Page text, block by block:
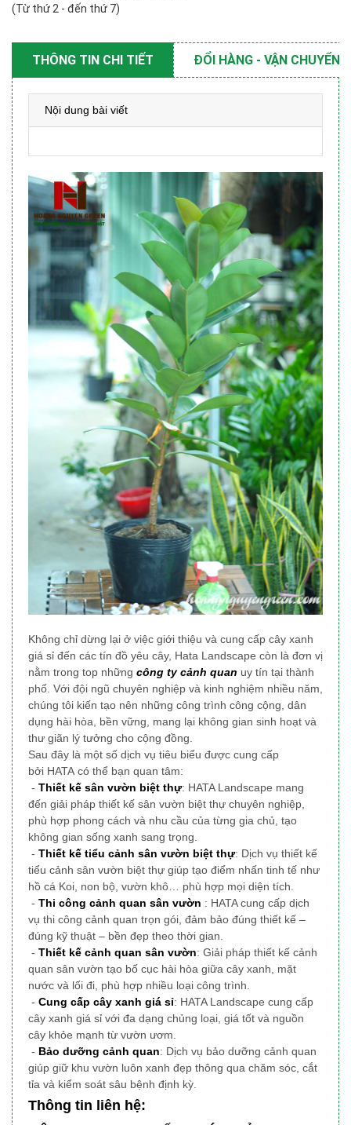
(Từ thứ 2 - đến thứ 7)
THÔNG TIN CHI TIẾT ĐỔI HÀNG - VẬN CHUYỂN
Nội dung bài viết
Không chỉ dừng lại ở việc giới thiệu và cung cấp cây xanh
giá sỉ đến các tín đồ yêu cây, Hata Landscape còn là đơn vị
nằm trong top những công ty cảnh quan uy tín tại thành
phố. Với đội ngũ chuyên nghiệp và kinh nghiệm nhiều năm,
chúng tôi kiến tạo nên những công trình công cộng, dân
dụng hài hòa, bền vững, mang lại không gian sinh hoạt và
thư giãn lý tưởng cho cộng đồng.
Sau đây là một số dịch vụ tiêu biểu được cung cấp
bởi HATA có thể bạn quan tâm:
- Thiết kế sân vườn biệt thự: HATA Landscape mang
đến giải pháp thiết kế sân vườn biệt thự chuyên nghiệp,
phù hợp phong cách và nhu cầu của từng gia chủ, tạo
không gian sống xanh sang trọng.
- Thiết kế tiểu cảnh sân vườn biệt thự: Dịch vụ thiết kế
tiểu cảnh sân vườn biệt thự giúp tạo điểm nhấn tinh tế như
hồ cá Koi, non bộ, vườn khô… phù hợp mọi diện tích.
- Thi công cảnh quan sân vườn : HATA cung cấp dịch
vụ thi công cảnh quan trọn gói, đảm bảo đúng thiết kế –
đúng kỹ thuật – bền đẹp theo thời gian.
- Thiết kế cảnh quan sân vườn: Giải pháp thiết kế cảnh
quan sân vườn tạo bố cục hài hòa giữa cây xanh, mặt
nước và lối đi, phù hợp nhiều loại công trình.
- Cung cấp cây xanh giá sỉ: HATA Landscape cung cấp
cây xanh giá sỉ với đa dạng chủng loại, giá tốt và nguồn
cây khỏe mạnh từ vườn ươm.
- Bảo dưỡng cảnh quan: Dịch vụ bảo dưỡng cảnh quan
giúp giữ khu vườn luôn xanh đẹp thông qua chăm sóc, cắt
tỉa và kiểm soát sâu bệnh định kỳ.
Thông tin liên hệ: